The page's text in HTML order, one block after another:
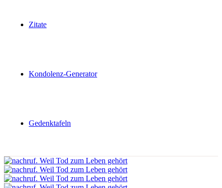
Zitate
Kondolenz-Generator
Gedenktafeln